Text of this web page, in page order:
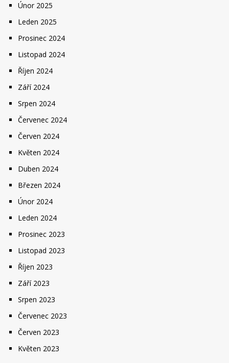
Únor 2025
Leden 2025
Prosinec 2024
Listopad 2024
Říjen 2024
Září 2024
Srpen 2024
Červenec 2024
Červen 2024
Květen 2024
Duben 2024
Březen 2024
Únor 2024
Leden 2024
Prosinec 2023
Listopad 2023
Říjen 2023
Září 2023
Srpen 2023
Červenec 2023
Červen 2023
Květen 2023